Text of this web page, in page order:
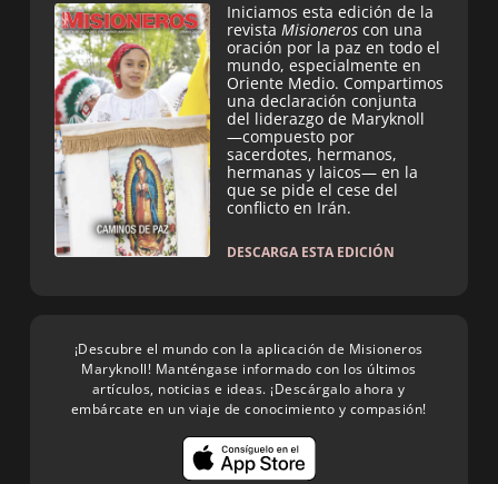
Iniciamos esta edición de la
revista Misioneros con una
oración por la paz en todo el
mundo, especialmente en
Oriente Medio. Compartimos
una declaración conjunta
del liderazgo de Maryknoll
—compuesto por
sacerdotes, hermanos,
hermanas y laicos— en la
que se pide el cese del
conflicto en Irán.
DESCARGA ESTA EDICIÓN
¡Descubre el mundo con la aplicación de Misioneros
Maryknoll! Manténgase informado con los últimos
artículos, noticias e ideas. ¡Descárgalo ahora y
embárcate en un viaje de conocimiento y compasión!